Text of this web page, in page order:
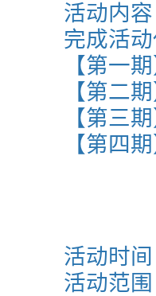
活动内
完成活
【第一
【第二
【第三期
【第四期
活动时间
活动范围